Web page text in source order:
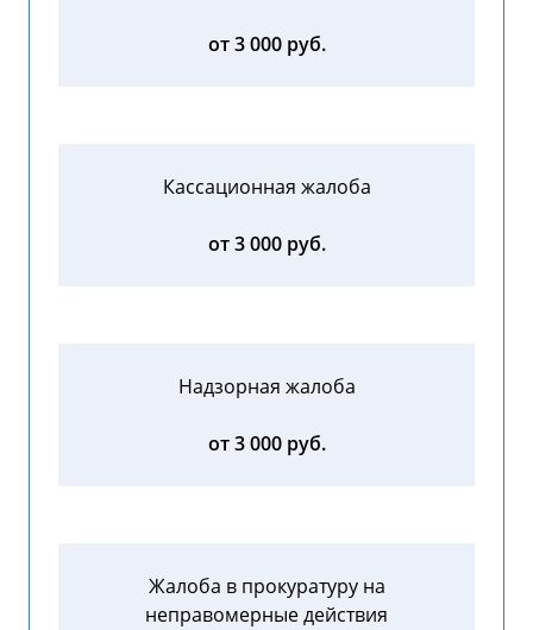
от 3 000 руб.
Кассационная жалоба
от 3 000 руб.
Надзорная жалоба
от 3 000 руб.
Жалоба в прокуратуру на
неправомерные действия